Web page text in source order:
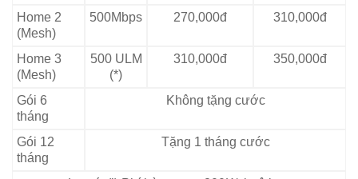
Home 2
(Mesh)
500Mbps 270,000đ 310,000đ
Home 3
(Mesh)
500 ULM
(*)
310,000đ 350,000đ
Gói 6
tháng
Không tặng cước
Gói 12
tháng
Tặng 1 tháng cước